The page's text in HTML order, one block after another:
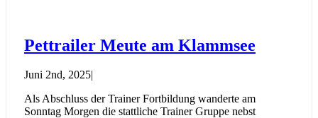
Pettrailer Meute am Klammsee
Juni 2nd, 2025|
Als Abschluss der Trainer Fortbildung wanderte am
Sonntag Morgen die stattliche Trainer Gruppe nebst